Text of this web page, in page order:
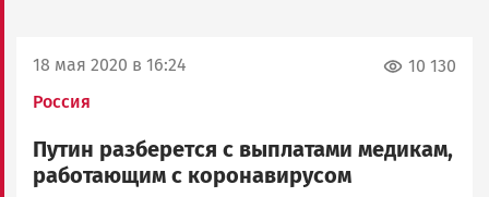
18 мая 2020 в 16:24
Россия
10 130
Путин разберется с выплатами медикам,
работающим с коронавирусом